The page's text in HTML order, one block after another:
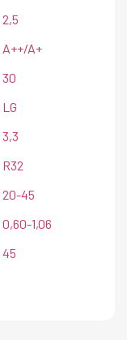
2,5
A++/A+
30
LG
3,3
R32
20-45
0,60-1,06
45